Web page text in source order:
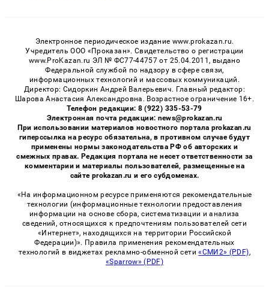
Электронное периодическое издание www.prokazan.ru.
Учредитель ООО «Проказан». Cвидетельство о регистрации
www.ProKazan.ru ЭЛ № ФС77-44757 от 25.04.2011, выдано
Федеральной службой по надзору в сфере связи,
информационных технологий и массовых коммуникаций.
Директор: Сидоркин Андрей Валерьевич. Главный редактор:
Шарова Анастасия Александровна. Возрастное ограничение 16+.
Телефон редакции: 8 (922) 335-53-79
Электронная почта редакции: news@prokazan.ru
При использовании материалов новостного портала prokazan.ru
гиперссылка на ресурс обязательна, в противном случае будут
применены нормы законодательства РФ об авторских и
смежных правах. Редакция портала не несет ответственности за
комментарии и материалы пользователей, размещенные на
сайте prokazan.ru и его субдоменах.
«На информационном ресурсе применяются рекомендательные
технологии (информационные технологии предоставления
информации на основе сбора, систематизации и анализа
сведений, относящихся к предпочтениям пользователей сети
«Интернет», находящихся на территории Российской
Федерации)». Правила применения рекомендательных
технологий в виджетах рекламно-обменной сети«СМИ2» (PDF),
«Sparrow» (PDF)